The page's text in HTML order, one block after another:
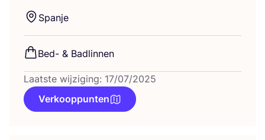
Span­je
Bed- & Badlinnen
Laatste wijziging: 17/07/2025
Verkooppunten